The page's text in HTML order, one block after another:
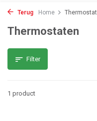
Terug Home
Thermostaten
Filter
1 product